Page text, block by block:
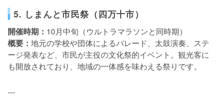
5. しまんと市民祭（四万十市）
開催時期： 10月中旬（ウルトラマラソンと同時期）
概要： 地元の学校や団体によるパレード、太鼓演奏、ステ
ージ発表など、市民が主役の文化祭的イベント。観光客に
も開放されており、地域の一体感を味わえる祭りです。
---